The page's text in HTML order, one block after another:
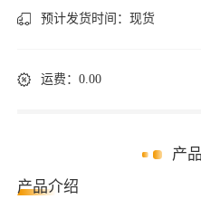
预计发货时间： 现货
运费：0.00
产
产品介绍